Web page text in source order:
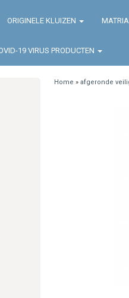
ORIGINELE KLUIZEN
19 VIRUS PRODUCTEN
Home » afgeronde